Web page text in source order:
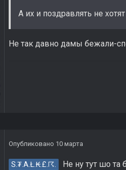
А их и поздравлять не
Не так давно дамы бежали-
Опубликовано 10 марта
S.₮.A.Ł.₭.£.☈.
Не ну тут шо та